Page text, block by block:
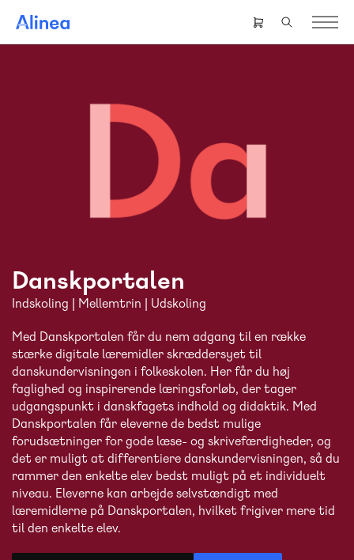
hovedindhold
Header
right
Danskportalen
Indskoling | Mellemtrin | Udskoling
Med Danskportalen får du nem adgang til en række
stærke digitale læremidler skræddersyet til
danskundervisningen i folkeskolen. Her får du høj
faglighed og inspirerende læringsforløb, der tager
udgangspunkt i danskfagets indhold og didaktik. Med
Danskportalen får eleverne de bedst mulige
forudsætninger for gode læse- og skrivefærdigheder, og
det er muligt at differentiere danskundervisningen, så du
rammer den enkelte elev bedst muligt på et individuelt
niveau. Eleverne kan arbejde selvstændigt med
læremidlerne på Danskportalen, hvilket frigiver mere tid
til den enkelte elev.